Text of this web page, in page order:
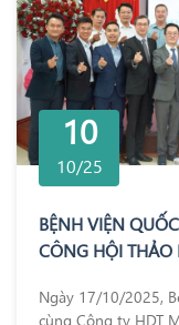
10
10/25
BỆNH VIỆN
CÔNG HỘI THẢO
TUYẾN TIỀN LIỆT
Ngày 17/10/2025,
cùng Công ty HDT